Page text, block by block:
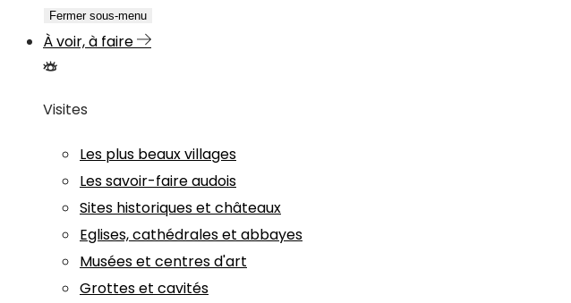
Fermer sous-menu
À voir, à faire
Visites
Les plus beaux villages
Les savoir-faire audois
Sites historiques et châteaux
Eglises, cathédrales et abbayes
Musées et centres d'art
Grottes et cavités